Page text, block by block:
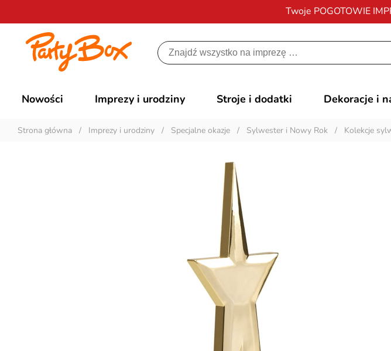
Twoje POGOTOWIE
Darmowa dostawa
Nowości Imprezy i urodziny Stroje i dodatki Dekoracje i
Strona główna / Imprezy i urodziny / Specjalne okazje / Sylwester i Nowy Rok / Kolekcje